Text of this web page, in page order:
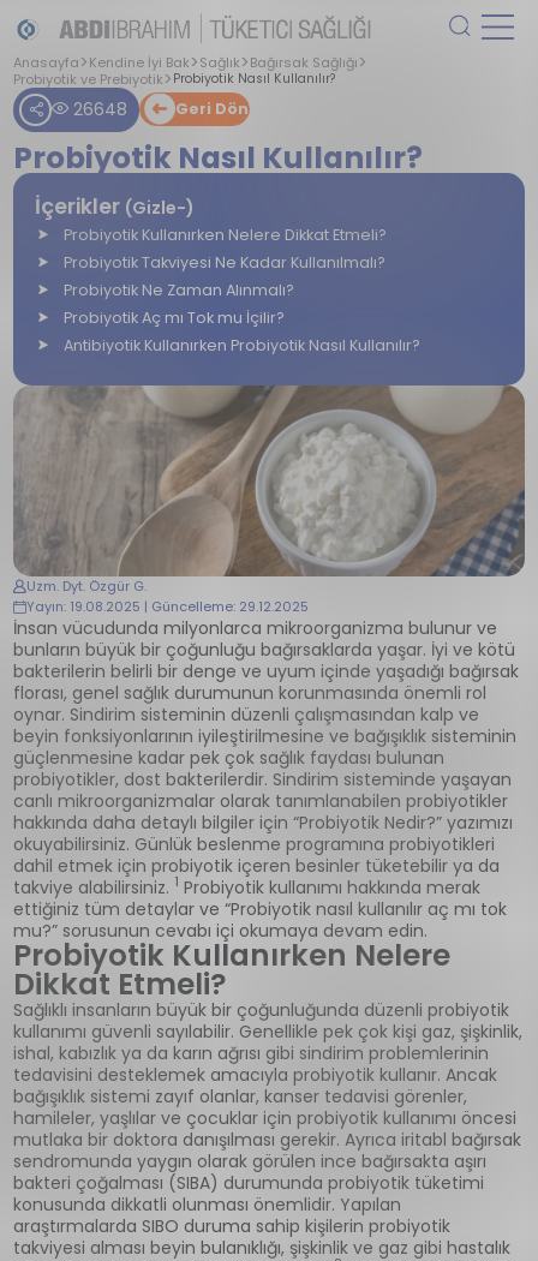
Anasayfa Kendine İyi Bak Sağlık
Bağırsak Sağlığı
Probiyotik ve Prebiyotik
Probiyotik Nasıl Kullanılır?
26648 Geri Dön
Probiyotik Nasıl Kullanılır?
Uzm. Dyt. Özgür G.
Yayın: 19.08.2025 | Güncelleme: 29.12.2025
İnsan vücudunda milyonlarca mikroorganizma bulunur ve
bunların büyük bir çoğunluğu bağırsaklarda yaşar. İyi ve kötü
bakterilerin belirli bir denge ve uyum içinde yaşadığı bağırsak
florası, genel sağlık durumunun korunmasında önemli rol
oynar. Sindirim sisteminin düzenli çalışmasından kalp ve
beyin fonksiyonlarının iyileştirilmesine ve bağışıklık sisteminin
güçlenmesine kadar pek çok sağlık faydası bulunan
probiyotikler, dost bakterilerdir. Sindirim sisteminde yaşayan
canlı mikroorganizmalar olarak tanımlanabilen probiyotikler
hakkında daha detaylı bilgiler için “Probiyotik Nedir?” yazımızı
okuyabilirsiniz. Günlük beslenme programına probiyotikleri
dahil etmek için probiyotik içeren besinler tüketebilir ya da
takviye alabilirsiniz. 1 Probiyotik kullanımı hakkında merak
ettiğiniz tüm detaylar ve “Probiyotik nasıl kullanılır aç mı tok
mu?” sorusunun cevabı içi okumaya devam edin.
Probiyotik Kullanırken Nelere
Dikkat Etmeli?
Sağlıklı insanların büyük bir çoğunluğunda düzenli probiyotik
kullanımı güvenli sayılabilir. Genellikle pek çok kişi gaz, şişkinlik,
ishal, kabızlık ya da karın ağrısı gibi sindirim problemlerinin
tedavisini desteklemek amacıyla probiyotik kullanır. Ancak
bağışıklık sistemi zayıf olanlar, kanser tedavisi görenler,
hamileler, yaşlılar ve çocuklar için probiyotik kullanımı öncesi
mutlaka bir doktora danışılması gerekir. Ayrıca iritabl bağırsak
sendromunda yaygın olarak görülen ince bağırsakta aşırı
bakteri çoğalması (SIBA) durumunda probiyotik tüketimi
konusunda dikkatli olunması önemlidir. Yapılan
araştırmalarda SIBO duruma sahip kişilerin probiyotik
takviyesi alması beyin bulanıklığı, şişkinlik ve gaz gibi hastalık
İçerikler (Gizle-)
Probiyotik Kullanırken Nelere Dikkat Etmeli?
Probiyotik Takviyesi Ne Kadar Kullanılmalı?
Probiyotik Ne Zaman Alınmalı?
Probiyotik Aç mı Tok mu İçilir?
Antibiyotik Kullanırken Probiyotik Nasıl Kullanılır?